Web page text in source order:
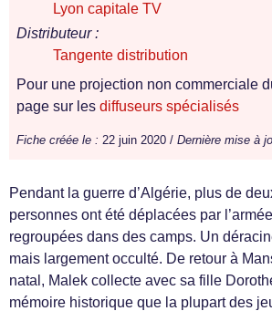
Lyon capitale TV
Distributeur :
Tangente distribution
Pour une projection non commerciale
page sur les diffuseurs spécialisés
Fiche créée le : 22 juin 2020 / Dernière mise à
Pendant la guerre d’Algérie, plus de
personnes ont été déplacées par
regroupées dans des camps. Un
mais largement occulté. De retour à
natal, Malek collecte avec sa fille
mémoire historique que la plupart des